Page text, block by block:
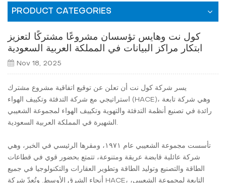
PRODUCT CATEGORIES
كول نت وهايس تؤسسان مشروعًا مشتركًا لتعزيز
ابتكار مراكز البيانات في المملكة العربية السعودية
Nov 18, 2025
يسر شركة كول نت أن تعلن عن توقيع اتفاقية مشروع مشترك
استراتيجي مع شركة التدفئة وتكييف الهواء (HACE)، وهي شركة تابعة
رائدة في تصنيع أنظمة التدفئة والتهوية وتكييف الهواء لمجموعة الشعيبي
الشهيرة في المملكة العربية السعودية.
تأسست مجموعة الشعيبي عام ١٩٧١، ومقرها الرئيسي في الخبر، وهي
شركة عائلية قابضة عريقة ومتنوعة، تتمتع بحضور قوي في قطاعات
الطاقة والتصنيع وتوليد الطاقة وتطوير العقارات والتكنولوجيا في جميع
أنحاء الشرق الأوسط. وتُعدّ شركة HACE، التابعة لمجموعة الشعيبي،